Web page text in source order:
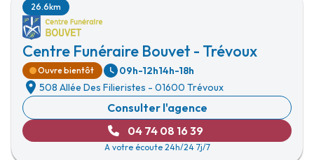
Centre Funéraire Bouvet - Trévoux
26.6km
Ouvre bientôt 09h-12h14h-18h
508 Allée Des Filieristes - 01600 Trévoux
Consulter l'agence
04 74 08 16 39
A votre écoute 24h/24 7j/7